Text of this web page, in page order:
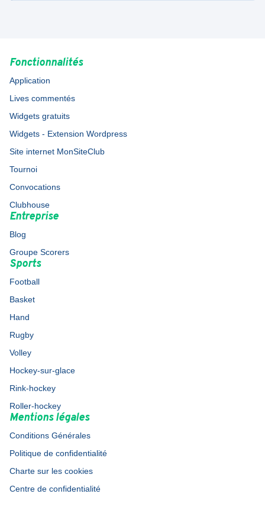
Fonctionnalités
Application
Lives commentés
Widgets gratuits
Widgets - Extension Wordpress
Site internet MonSiteClub
Tournoi
Convocations
Clubhouse
Entreprise
Blog
Groupe Scorers
Sports
Football
Basket
Hand
Rugby
Volley
Hockey-sur-glace
Rink-hockey
Roller-hockey
Mentions légales
Conditions Générales
Politique de confidentialité
Charte sur les cookies
Centre de confidentialité